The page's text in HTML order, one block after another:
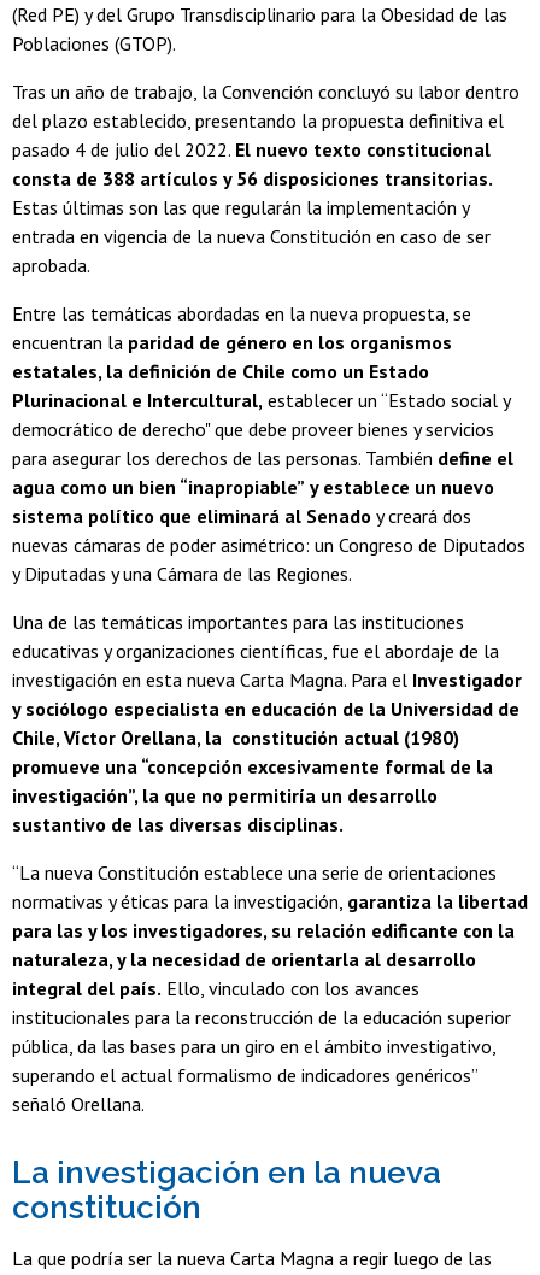
(Red PE) y del Grupo Transdisciplinario para la Obesidad de las
Poblaciones (GTOP).
Tras un año de trabajo, la Convención concluyó su labor dentro
del plazo establecido, presentando la propuesta definitiva el
pasado 4 de julio del 2022. El nuevo texto constitucional
consta de 388 artículos y 56 disposiciones transitorias.
Estas últimas son las que regularán la implementación y
entrada en vigencia de la nueva Constitución en caso de ser
aprobada.
Entre las temáticas abordadas en la nueva propuesta, se
encuentran la paridad de género en los organismos
estatales, la definición de Chile como un Estado
Plurinacional e Intercultural, establecer un “Estado social y
democrático de derecho" que debe proveer bienes y servicios
para asegurar los derechos de las personas. También define el
agua como un bien “inapropiable” y establece un nuevo
sistema político que eliminará al Senado y creará dos
nuevas cámaras de poder asimétrico: un Congreso de Diputados
y Diputadas y una Cámara de las Regiones.
Una de las temáticas importantes para las instituciones
educativas y organizaciones científicas, fue el abordaje de la
investigación en esta nueva Carta Magna. Para el Investigador
y sociólogo especialista en educación de la Universidad de
Chile, Víctor Orellana, la constitución actual (1980)
promueve una “concepción excesivamente formal de la
investigación”, la que no permitiría un desarrollo
sustantivo de las diversas disciplinas.
“La nueva Constitución establece una serie de orientaciones
normativas y éticas para la investigación, garantiza la libertad
para las y los investigadores, su relación edificante con la
naturaleza, y la necesidad de orientarla al desarrollo
integral del país. Ello, vinculado con los avances
institucionales para la reconstrucción de la educación superior
pública, da las bases para un giro en el ámbito investigativo,
superando el actual formalismo de indicadores genéricos”
señaló Orellana.
La investigación en la nueva
constitución
La que podría ser la nueva Carta Magna a regir luego de las